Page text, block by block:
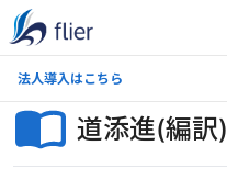
法人導入はこちら
道添進(編訳)